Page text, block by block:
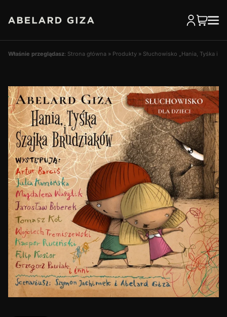
Właśnie przeglądasz: Strona główna » Produkty » Słuchowisko „Hania, Tyśka i